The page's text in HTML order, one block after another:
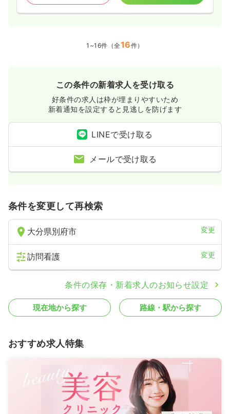
1~16件（全16件）
この条件の新着求人を受け取る
好条件の求人は枠が埋まりやすいため
新着通知を設定すると見逃しを防げます
LINEで受け取る
メールで受け取る
条件を変更して再検索
大分県別府市 変更
訪問看護 変更
条件の保存・新着求人のお知らせ設定
現在地から探す 路線・駅から探す
おすすめ求人特集